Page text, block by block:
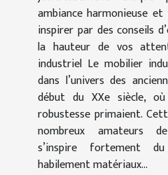
ambiance harmonieuse
inspirer par des conseils
la hauteur de vos
industriel Le mobilier
dans l’univers des
début du XXe siècle,
robustesse primaient.
nombreux amateurs
s’inspire fortement
habilement matériaux...